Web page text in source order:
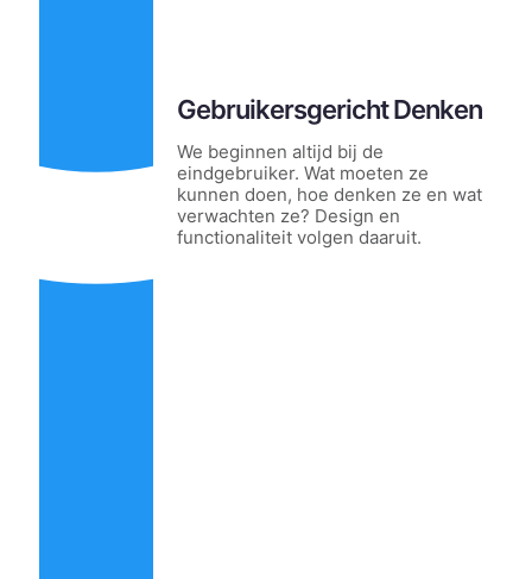
Gebruikersgericht Denken
We beginnen altijd bij de
eindgebruiker. Wat moeten ze
kunnen doen, hoe denken ze en wat
verwachten ze? Design en
functionaliteit volgen daaruit.